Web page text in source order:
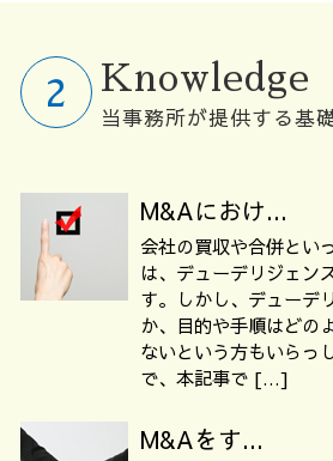
Knowledge
当事務所が提供する基
M&Aにおけ...
会社の買収や合併とい
は、デューデリジェン
す。しかし、デューデ
か、目的や手順はどの
ないという方もいらっ
で、本記事で […]
M&Aをす...